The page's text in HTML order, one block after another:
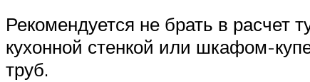
Рекомендуется не брать в расчет
кухонной стенкой или шкафом-
труб.